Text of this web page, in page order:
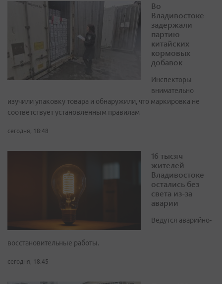
Во
Владивостоке
задержали
партию
китайских
кормовых
добавок
Инспекторы
внимательно
изучили упаковку товара и обнаружили, что маркировка не
соответствует установленным правилам
сегодня, 18:48
16 тысяч
жителей
Владивостоке
остались без
света из-за
аварии
Ведутся аварийно-
восстановительные работы.
сегодня, 18:45